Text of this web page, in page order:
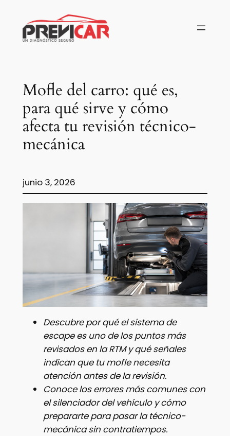
contenido
Mofle del carro: qué es,
para qué sirve y cómo
afecta tu revisión técnico-
mecánica
junio 3, 2026
Descubre por qué el sistema de
escape es uno de los puntos más
revisados en la RTM y qué señales
indican que tu mofle necesita
atención antes de la revisión.
Conoce los errores más comunes con
el silenciador del vehículo y cómo
prepararte para pasar la técnico-
mecánica sin contratiempos.